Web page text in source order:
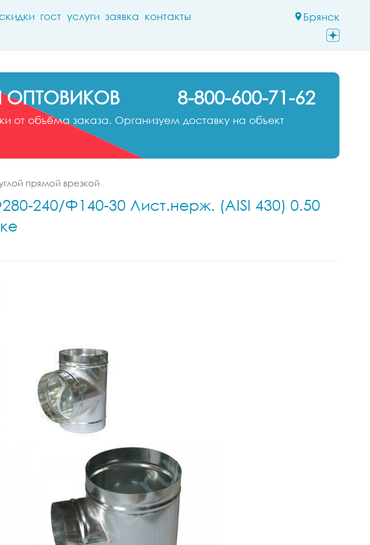
Брянск
скидки гост услуги заявка контакты
8-800-600-71-62
от объёма заказа. Организуем доставку на объект
прямой врезкой
240/Ф140-30 Лист.нерж. (AISI 430) 0.50